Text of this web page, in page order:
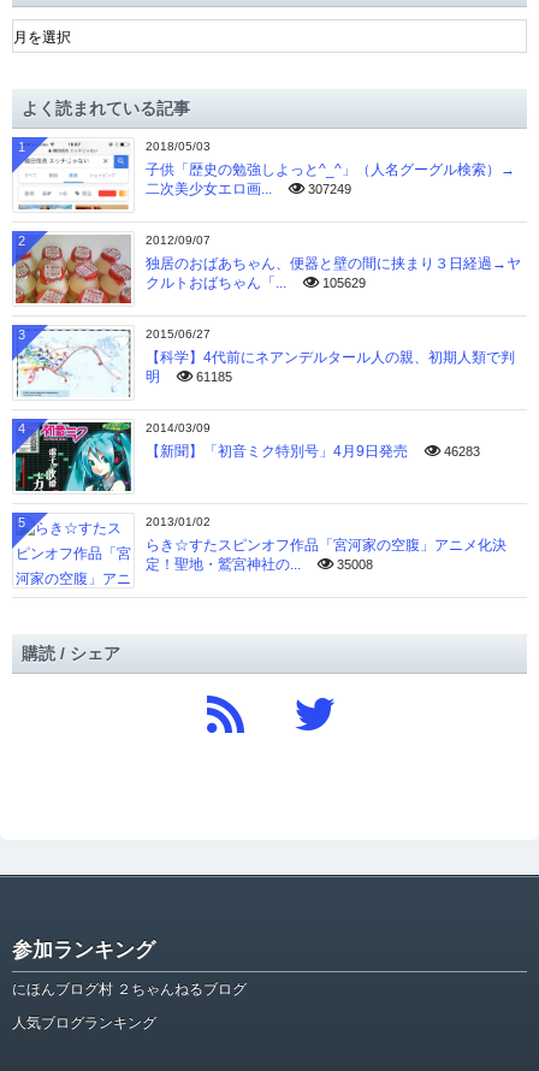
ア
ー
ブよく読まれている記事
2018/05/03
子供「歴史の勉強しよっと^_^」（人名グーグル検索）→
二次美少女エロ画...
307249
1
2012/09/07
独居のおばあちゃん、便器と壁の間に挟まり３日経過→ヤ
クルトおばちゃん「...
105629
2
2015/06/27
【科学】4代前にネアンデルタール人の親、初期人類で判
明
61185
3
2014/03/09
【新聞】「初音ミク特別号」4月9日発売 46283
4
2013/01/02
らき☆すたスピンオフ作品「宮河家の空腹」アニメ化決
定！聖地・鷲宮神社の...
35008
5
購読 / シェア
参加ランキング
にほんブログ村 ２ちゃんねるブログ
人気ブログランキング